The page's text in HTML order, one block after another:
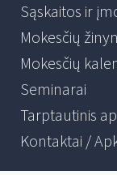
Sąskaitos ir
Mokesčių
Mokesčių
Seminarai
Tarptautinis
Kontaktai /